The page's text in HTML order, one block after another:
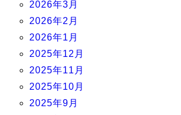
2026年3月
2026年2月
2026年1月
2025年12月
2025年11月
2025年10月
2025年9月